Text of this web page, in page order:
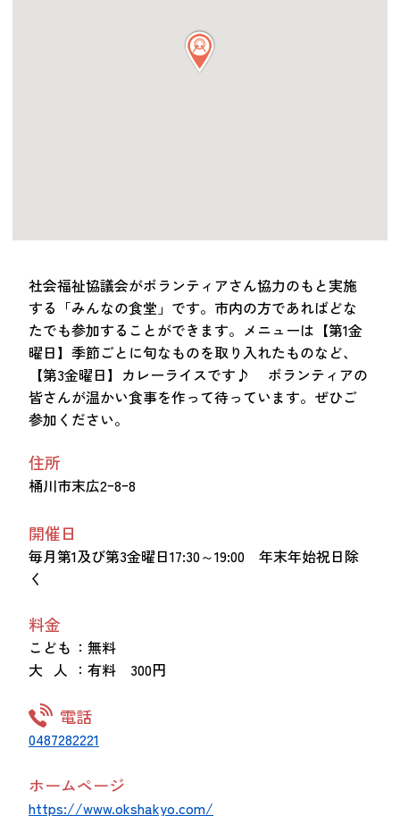
新着情報 音声読み上げ
会員登録
お問い合わせ
社会福祉協議会がボランティアさん協力のもと実施
する「みんなの食堂」です。市内の方であればどな
たでも参加することができます。メニューは【第1金
曜日】季節ごとに旬なものを取り入れたものなど、
【第3金曜日】カレーライスです♪ ボランティアの
皆さんが温かい食事を作って待っています。ぜひご
参加ください。
住所
桶川市末広2ｰ8ｰ8
開催日
毎月第1及び第3金曜日17:30～19:00 年末年始祝日除
く
料金
こども ：無料
大 人 ：有料 300円
電話
0487282221
ホームページ
https://www.okshakyo.com/